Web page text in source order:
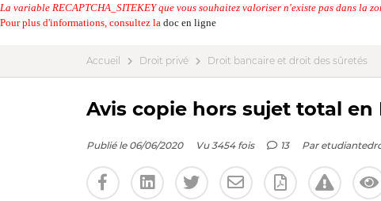
La variable RECAPTCHA_SITEKEY que vous souhaitez valoriser n'existe pas dans la
Pour plus d'informations, consultez la doc en ligne
Accueil Droit privé Droit bancaire et droit des sûretés
Avis copie hors sujet total en
Publié le 06/06/2020 Vu 3454 fois 13 Par